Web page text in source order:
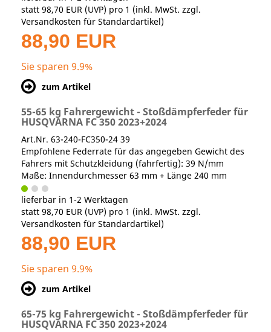
statt 98,70 EUR (UVP) pro 1 (inkl. MwSt. zzgl.
Versandkosten für Standardartikel)
88,90 EUR
Sie sparen 9.9%
zum Artikel
55-65 kg Fahrergewicht - Stoßdämpferfeder für
HUSQVARNA FC 350 2023+2024
Art.Nr. 63-240-FC350-24 39
Empfohlene Federrate für das angegeben Gewicht des
Fahrers mit Schutzkleidung (fahrfertig): 39 N/mm
Maße: Innendurchmesser 63 mm + Länge 240 mm
lieferbar in 1-2 Werktagen
statt 98,70 EUR (UVP) pro 1 (inkl. MwSt. zzgl.
Versandkosten für Standardartikel)
88,90 EUR
Sie sparen 9.9%
zum Artikel
65-75 kg Fahrergewicht - Stoßdämpferfeder für
HUSQVARNA FC 350 2023+2024